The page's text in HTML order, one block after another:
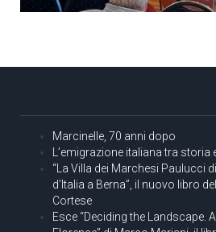
Marcinelle, 70 anni dopo
L’emigrazione italiana tra storia
“La Villa dei Marchesi Paulucci
d’Italia a Berna”, il nuovo libro
Cortese
Esce “Deciding the Landscape.